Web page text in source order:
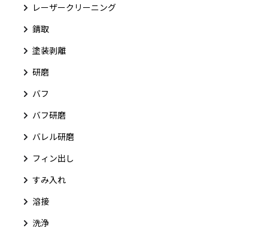
レーザークリーニング
錆取
塗装剥離
研磨
バフ
バフ研磨
バレル研磨
フィン出し
すみ入れ
溶接
洗浄